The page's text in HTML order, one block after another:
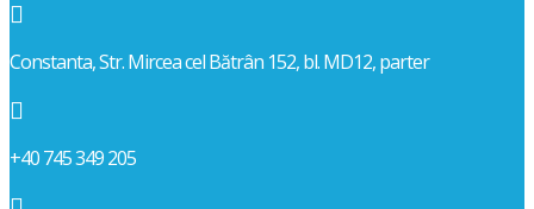

Constanta, Str. Mircea cel Bătrân 152, bl. MD12, parter

+40 745 349 205